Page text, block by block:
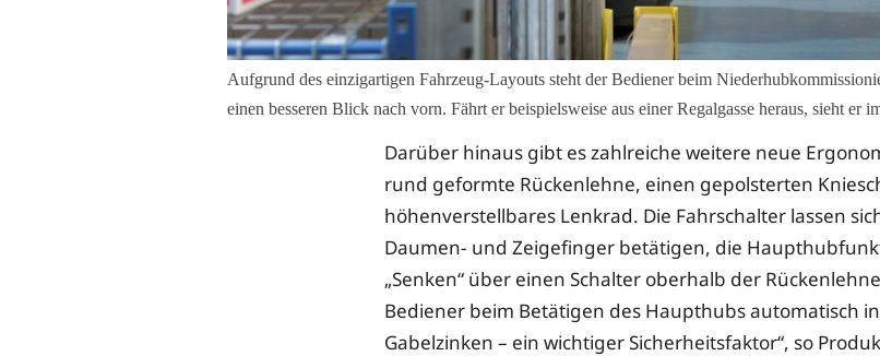
Aufgrund des einzigartigen Fahrzeug-Layouts steht der Bediener beim
einen besseren Blick nach vorn. Fährt er beispielsweise aus einer Regalgasse heraus, sieht er
Darüber hinaus gibt es zahlreiche weitere neue
rund geformte Rückenlehne, einen gepolsterten
höhenverstellbares Lenkrad. Die Fahrschalter lassen
Daumen- und Zeigefinger betätigen, die
„Senken“ über einen Schalter oberhalb der
Bediener beim Betätigen des Haupthubs automatisch
Gabelzinken – ein wichtiger Sicherheitsfaktor“, so